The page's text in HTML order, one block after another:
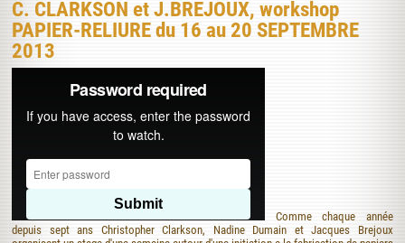
C. CLARKSON et J.BREJOUX, workshop
PAPIER-RELIURE du 16 au 20 SEPTEMBRE
2013
Comme chaque année
depuis sept ans Christopher Clarkson, Nadine Dumain et Jacques Brejoux